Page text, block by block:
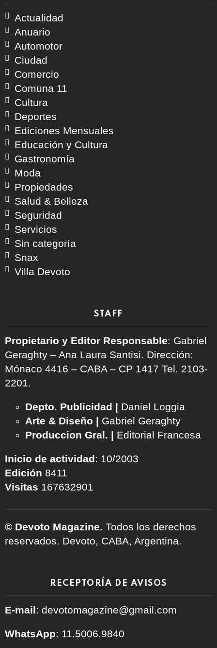
Actualidad
Anuario
Automotor
Ciudad
Comercio
Comuna 11
Cultura
Deportes
Ediciones Mensuales
Educación y Cultura
Gastronomía
Moda
Propiedades
Salud & Belleza
Seguridad
Servicios
Sin categoría
Snax
Villa Devoto
STAFF
Propietario y Editor Responsable: Gabriel
Geraghty – Ana Laura Santisi. Dirección:
Mónaco 4416 – CABA – CP 1417 Tel. 2103-
2201.
Depto. Publicidad | Daniel Loggia
Arte & Diseño | Gabriel Geraghty
Produccion Gral. | Editorial Francesa
Inicio de actividad: 10/2003
Edición 8411
Visitas 167632901
© Devoto Magazine. Todos los derechos
reservados. Devoto, CABA, Argentina.
RECEPTORÍA DE AVISOS
E-mail: devotomagazine@gmail.com
WhatsApp: 11.5006.9840